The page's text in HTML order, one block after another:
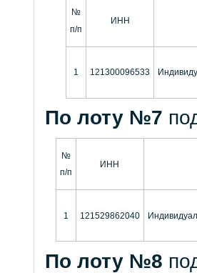
№
п/п
ИНН
1 121300096533
По лоту №7
№
п/п
ИНН
1 121529862040
По лоту №8